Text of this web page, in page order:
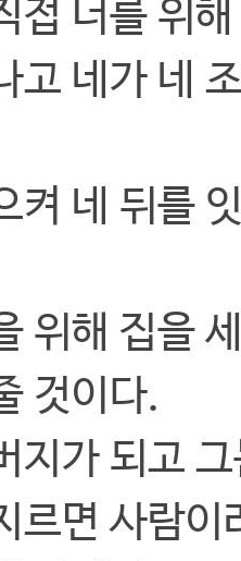
접 너를 위
고 네가 네
켜 네 뒤를
위해 집을
것이다.
지가 되고
르면 사람